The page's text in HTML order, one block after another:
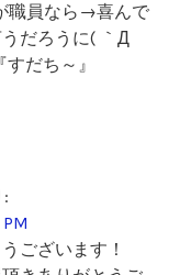
職員なら→喜んで
だろうに( ｀Д
だち～』
:
ございます！